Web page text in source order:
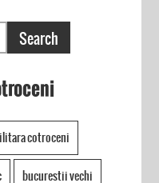
cotroceni
bucurestii vechi